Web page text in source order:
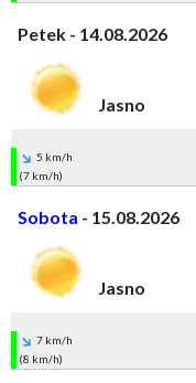
Petek - 14.08.2026
Jasno
5 km/h
(7 km/h)
Sobota - 15.08.2026
Jasno
7 km/h
(8 km/h)